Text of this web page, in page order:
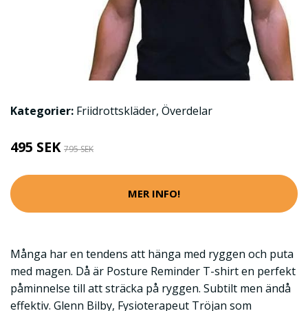
Kategorier: Friidrottskläder, Överdelar
495 SEK 795 SEK
MER INFO!
Många har en tendens att hänga med ryggen och puta
med magen. Då är Posture Reminder T-shirt en perfekt
påminnelse till att sträcka på ryggen. Subtilt men ändå
effektiv. Glenn Bilby, Fysioterapeut Tröjan som